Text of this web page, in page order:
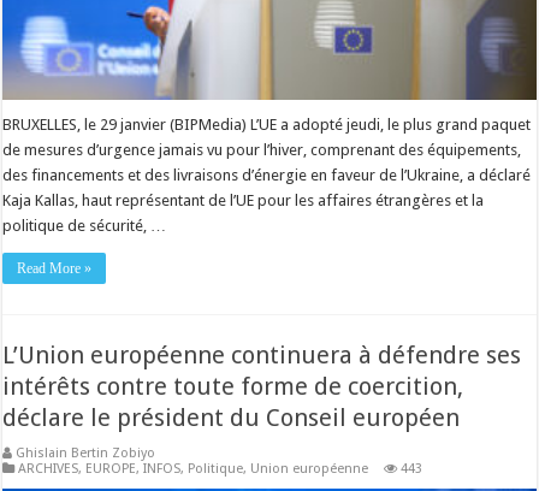
BRUXELLES, le 29 janvier (BIPMedia) L’UE a adopté jeudi, le plus grand paquet
de mesures d’urgence jamais vu pour l’hiver, comprenant des équipements,
des financements et des livraisons d’énergie en faveur de l’Ukraine, a déclaré
Kaja Kallas, haut représentant de l’UE pour les affaires étrangères et la
politique de sécurité, …
Read More »
L’Union européenne continuera à défendre ses
intérêts contre toute forme de coercition,
déclare le président du Conseil européen
Ghislain Bertin Zobiyo
ARCHIVES, EUROPE,INFOS, Politique, Union européenne 443